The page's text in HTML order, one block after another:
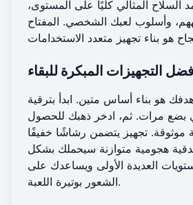
السلاح المثالي كليًا على المستوى،
وأسلوب لعبك الشخصي. المفتاح
أفضل التجهيزات المبكرة للبقاء
هو بناء أساس متين. ابدأ بترقية
بضع مرات. ثم، ادخر ذهبك للحصول
موثوقة. تجهيز يتضمن رشاشًا خفيفًا
هجومية متوازنة سيحملك بشكل
العديدة الأولى ويساعدك على
الشعور بوتيرة اللعبة.